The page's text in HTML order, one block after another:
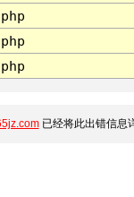
已经将此出错信息